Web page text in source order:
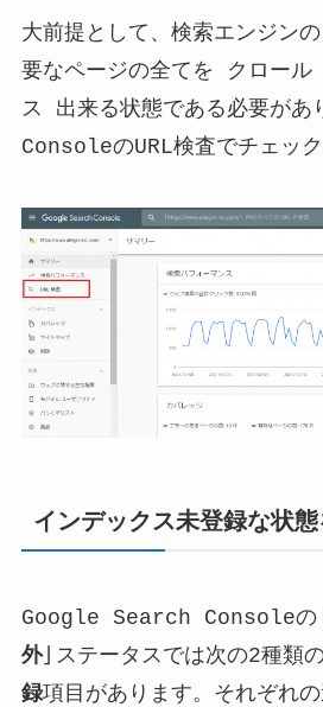
大前提として、検索エンジン
要なページの全てを クロー
ス 出来る状態である必要が
ConsoleのURL検査でチェック
インデックス未登録な状
Google Search Consoleの「
外」ステータスでは次の2種類
録項目があります。それぞれ